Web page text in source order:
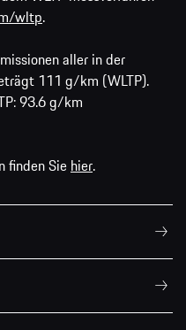
wltp.
aller in der
111 g/km (WLTP).
93.6 g/km
finden Sie hier.